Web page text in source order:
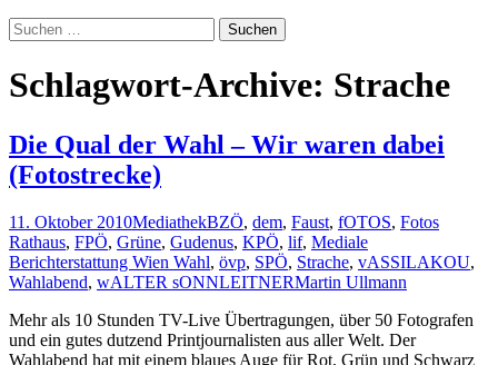
Suchen
nach:
Schlagwort-Archive: Strache
Die Qual der Wahl – Wir waren dabei
(Fotostrecke)
11. Oktober 2010MediathekBZÖ, dem, Faust, fOTOS, Fotos
Rathaus, FPÖ, Grüne, Gudenus, KPÖ, lif, Mediale
Berichterstattung Wien Wahl, övp, SPÖ, Strache, vASSILAKOU,
Wahlabend, wALTER sONNLEITNERMartin Ullmann
Mehr als 10 Stunden TV-Live Übertragungen, über 50 Fotografen
und ein gutes dutzend Printjournalisten aus aller Welt. Der
Wahlabend hat mit einem blaues Auge für Rot, Grün und Schwarz